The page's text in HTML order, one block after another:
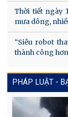
Thời tiết ngày
mưa dông,
“Siêu robot
thành công
PHÁP LUẬT -